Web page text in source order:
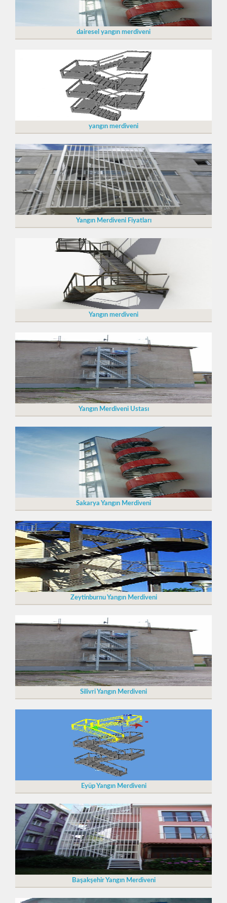
dairesel yangın merdiveni
yangın merdiveni
Yangın Merdiveni Fiyatları
Yangın merdiveni
Yangın Merdiveni Ustası
Sakarya Yangın Merdiveni
Zeytinburnu Yangın Merdiveni
Silivri Yangın Merdiveni
Eyüp Yangın Merdiveni
Başakşehir Yangın Merdiveni